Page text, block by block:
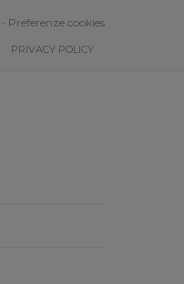
- Preferenze cookies
PRIVACY POLICY